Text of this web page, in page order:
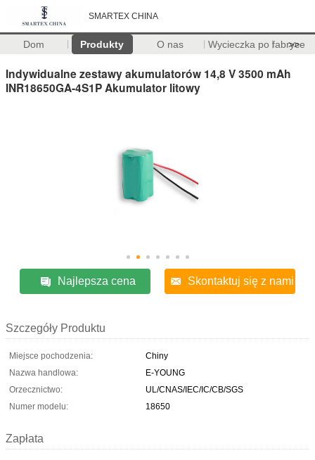
SMARTEX CHINA
Dom Produkty O nas Wycieczka po fabryce
>>
Indywidualne zestawy akumulatorów 14,8 V 3500 mAh
INR18650GA-4S1P Akumulator litowy
Najlepsza cena Skontaktuj się z nami
Szczegóły Produktu
Miejsce pochodzenia:
Chiny
Nazwa handlowa:
E-YOUNG
Orzecznictwo:
UL/CNAS/IEC/IC/CB/SGS
Numer modelu:
18650
Zapłata